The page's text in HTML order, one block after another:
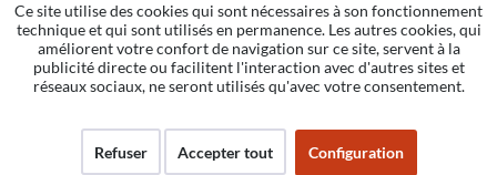
Ce site utilise des cookies qui sont nécessaires à son fonctionnement
technique et qui sont utilisés en permanence. Les autres cookies, qui
améliorent votre confort de navigation sur ce site, servent à la
publicité directe ou facilitent l'interaction avec d'autres sites et
réseaux sociaux, ne seront utilisés qu'avec votre consentement.
Refuser Accepter tout Configuration